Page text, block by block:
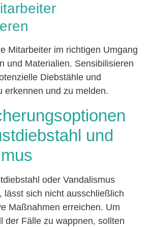
Mitarbeiter im richtigen Umgang
und Materialien. Sensibilisieren
Diebstähle und
erkennen und zu melden.
und
oder Vandalismus
lässt sich nicht ausschließlich
Maßnahmen erreichen. Um
der Fälle zu wappnen, sollten